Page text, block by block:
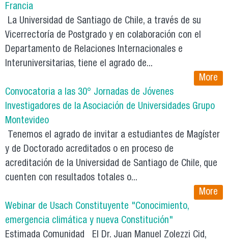
Francia
La Universidad de Santiago de Chile, a través de su
Vicerrectoría de Postgrado y en colaboración con el
Departamento de Relaciones Internacionales e
Interuniversitarias, tiene el agrado de...
More
Convocatoria a las 30° Jornadas de Jóvenes
Investigadores de la Asociación de Universidades Grupo
Montevideo
Tenemos el agrado de invitar a estudiantes de Magíster
y de Doctorado acreditados o en proceso de
acreditación de la Universidad de Santiago de Chile, que
cuenten con resultados totales o...
More
Webinar de Usach Constituyente "Conocimiento,
emergencia climática y nueva Constitución"
Estimada Comunidad El Dr. Juan Manuel Zolezzi Cid,